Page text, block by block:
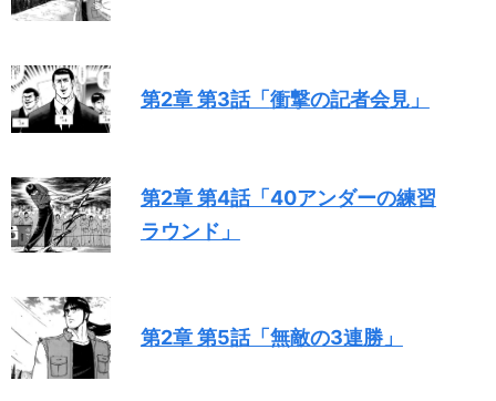
第2章 第3話「衝撃の記者会見」
第2章 第4話「40アンダーの練習
ラウンド」
第2章 第5話「無敵の3連勝」